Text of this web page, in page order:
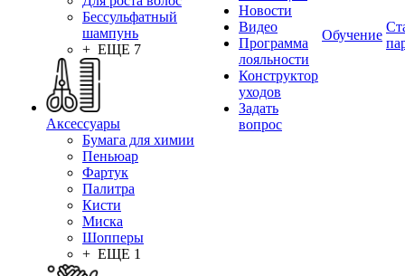
Бессульфатный
шампунь
+ ЕЩЕ 7
Аксессуары
Бумага для химии
Пеньюар
Фартук
Палитра
Кисти
Миска
Шопперы
+ ЕЩЕ 1
Новости
Видео
Программа
лояльности
Конструктор
уходов
Задать
вопрос
Обучение